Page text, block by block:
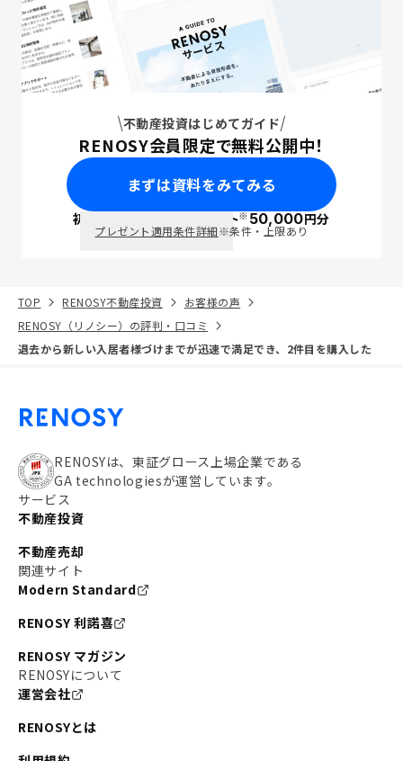
不動産投資はじめてガイド
RENOSY会員限定で無料公開中！
まずは資料をみてみる
初回面談で ポイント※50,000円分
プレゼント適用条件詳細※条件・上限あり
TOP RENOSY不動産投資
お客様の声
RENOSY（リノシー）の評判・口コミ
退去から新しい入居者様づけまでが迅速で満足でき、2件目を購入した
RENOSYは、東証グロース上場企業である
GA technologiesが運営しています。
サービス
不動産投資
不動産売却
関連サイト
Modern Standard
RENOSY 利諾喜
RENOSY マガジン
RENOSYについて
運営会社
RENOSYとは